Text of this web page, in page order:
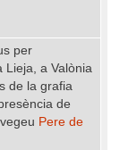
per
Lieja, a Valònia
de la grafia
de
Pere de